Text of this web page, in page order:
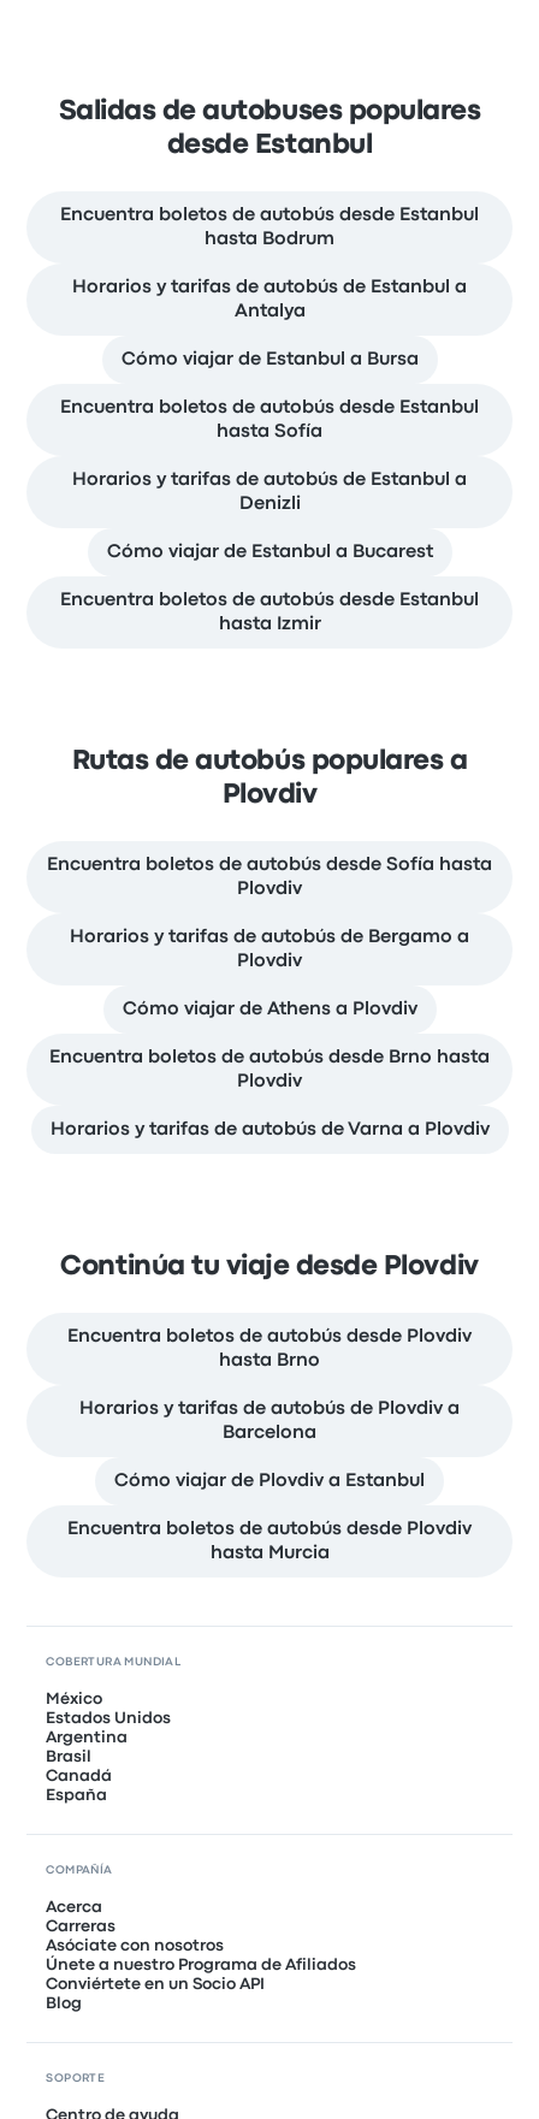
Salidas de autobuses populares
desde Estanbul
Encuentra boletos de autobús desde Estanbul
hasta Bodrum
Horarios y tarifas de autobús de Estanbul a
Antalya
Cómo viajar de Estanbul a Bursa
Encuentra boletos de autobús desde Estanbul
hasta Sofía
Horarios y tarifas de autobús de Estanbul a
Denizli
Cómo viajar de Estanbul a Bucarest
Encuentra boletos de autobús desde Estanbul
hasta Izmir
Rutas de autobús populares a
Plovdiv
Encuentra boletos de autobús desde Sofía hasta
Plovdiv
Horarios y tarifas de autobús de Bergamo a
Plovdiv
Cómo viajar de Athens a Plovdiv
Encuentra boletos de autobús desde Brno hasta
Plovdiv
Horarios y tarifas de autobús de Varna a Plovdiv
Continúa tu viaje desde Plovdiv
Encuentra boletos de autobús desde Plovdiv
hasta Brno
Horarios y tarifas de autobús de Plovdiv a
Barcelona
Cómo viajar de Plovdiv a Estanbul
Encuentra boletos de autobús desde Plovdiv
hasta Murcia
COBERTURA MUNDIAL
México
Estados Unidos
Argentina
Brasil
Canadá
España
COMPAÑÍA
Acerca
Carreras
Asóciate con nosotros
Únete a nuestro Programa de Afiliados
Conviértete en un Socio API
Blog
SOPORTE
Centro de ayuda